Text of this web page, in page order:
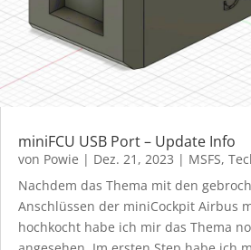
miniFCU USB Port – Update Info
von Powie | Dez. 21, 2023 | MSFS,
Nachdem das Thema mit den
Anschlüssen der miniCockpit Airbus
hochkocht habe ich mir das Thema